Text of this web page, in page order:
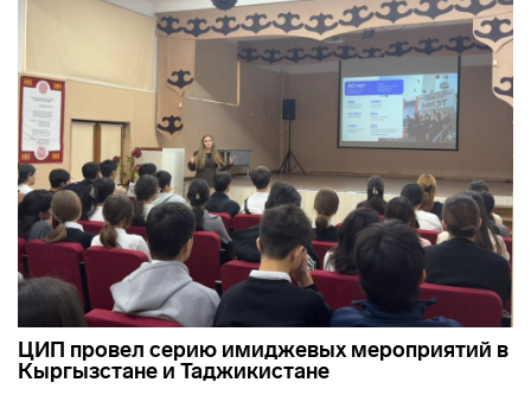
ЦИП провел серию имиджевых мероприятий в
Кыргызстане и Таджикистане